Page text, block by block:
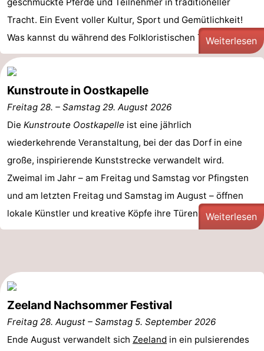
Natur
Zwin
Wetter
Tracht. Ein Event voller Kultur, Sport und Gemütlichkeit!
Was kannst du während des Folkloristischen Tags in ...
Weiterlesen
Kunstroute in Oostkapelle
Freitag 28. – Samstag 29. August 2026
Die Kunstroute Oostkapelle ist eine jährlich
wiederkehrende Veranstaltung, bei der das Dorf in eine
große, inspirierende Kunststrecke verwandelt wird.
Zweimal im Jahr – am Freitag und Samstag vor Pfingsten
und am letzten Freitag und Samstag im August – öffnen
lokale Künstler und kreative Köpfe ihre Türen, um ihre ...
Weiterlesen
Zeeland Nachsommer Festival
Freitag 28. August – Samstag 5. September 2026
Ende August verwandelt sich Zeeland in ein pulsierendes